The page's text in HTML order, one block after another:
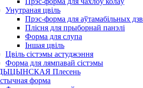
Унутраная цвіль
Прэс-форма для аўтамабільных
Плісня для прыборнай панэлі
Форма для слупа
Іншая цвіль
Цвіль сістэмы астуджэння
Форма для лямпавай сістэмы
Плесень
форма